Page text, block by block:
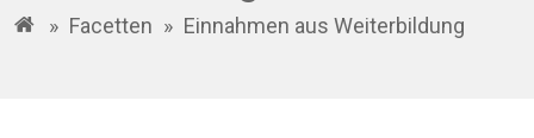
» Facetten » Einnahmen aus Weiterbildung